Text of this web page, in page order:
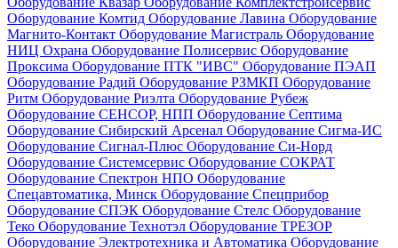
Оборудование Комтид Оборудование Лавина Оборудование
Магнито-Контакт Оборудование Магистраль Оборудование
НИЦ Охрана Оборудование Полисервис Оборудование
Проксима Оборудование ПТК "ИВС" Оборудование ПЭАП
Оборудование Радий Оборудование РЗМКП Оборудование
Ритм Оборудование Риэлта Оборудование Рубеж
Оборудование СЕНСОР, НПП Оборудование Септима
Оборудование Сибирский Арсенал Оборудование Сигма-ИС
Оборудование Сигнал-Плюс Оборудование Си-Норд
Оборудование Системсервис Оборудование СОКРАТ
Оборудование Спектрон НПО Оборудование
Спецавтоматика, Минск Оборудование Спецприбор
Оборудование СПЭК Оборудование Стелс Оборудование
Теко Оборудование Технотэл Оборудование ТРЕЗОР
Оборудование Электротехника и Автоматика Оборудование